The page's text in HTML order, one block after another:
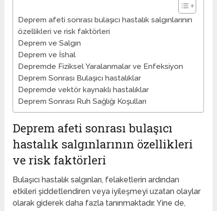
Deprem afeti sonrası bulaşıcı hastalık salgınlarının
özellikleri ve risk faktörleri
Deprem ve Salgın
Deprem ve İshal
Depremde Fiziksel Yaralanmalar ve Enfeksiyon
Deprem Sonrası Bulaşıcı hastalıklar
Depremde vektör kaynaklı hastalıklar
Deprem Sonrası Ruh Sağlığı Koşulları
Deprem afeti sonrası bulaşıcı
hastalık salgınlarının özellikleri
ve risk faktörleri
Bulaşıcı hastalık salgınları, felaketlerin ardından
etkileri şiddetlendiren veya iyileşmeyi uzatan olaylar
olarak giderek daha fazla tanınmaktadır. Yine de,